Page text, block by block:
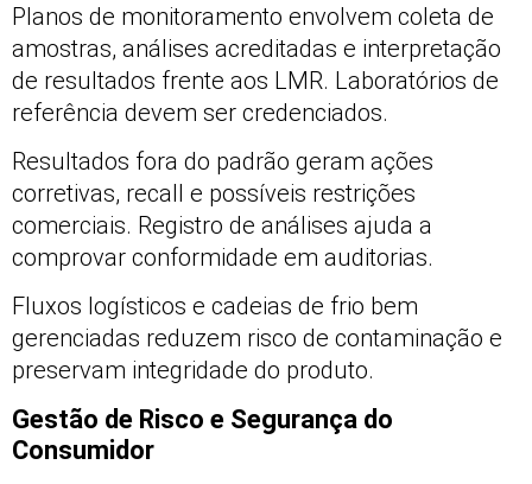
Planos de monitoramento envolvem coleta de
amostras, análises acreditadas e interpretação
de resultados frente aos LMR. Laboratórios de
referência devem ser credenciados.
Resultados fora do padrão geram ações
corretivas, recall e possíveis restrições
comerciais. Registro de análises ajuda a
comprovar conformidade em auditorias.
Fluxos logísticos e cadeias de frio bem
gerenciadas reduzem risco de contaminação e
preservam integridade do produto.
Gestão de Risco e Segurança do
Consumidor